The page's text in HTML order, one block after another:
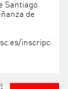
Santiago
de